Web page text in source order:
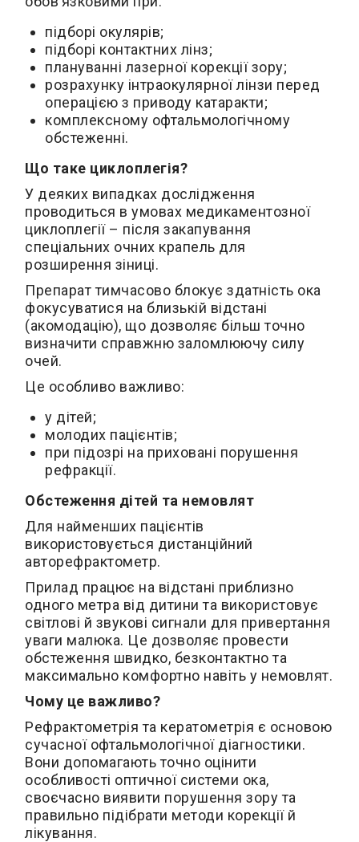
підборі окулярів;
підборі контактних лінз;
плануванні лазерної корекції зору;
розрахунку інтраокулярної лінзи перед
операцією з приводу катаракти;
комплексному офтальмологічному
обстеженні.
Що таке циклоплегія?
У деяких випадках дослідження
проводиться в умовах медикаментозної
циклоплегії – після закапування
спеціальних очних крапель для
розширення зіниці.
Препарат тимчасово блокує здатність ока
фокусуватися на близькій відстані
(акомодацію), що дозволяє більш точно
визначити справжню заломлюючу силу
очей.
Це особливо важливо:
у дітей;
молодих пацієнтів;
при підозрі на приховані порушення
рефракції.
Обстеження дітей та немовлят
Для найменших пацієнтів
використовується дистанційний
авторефрактометр.
Прилад працює на відстані приблизно
одного метра від дитини та використовує
світлові й звукові сигнали для привертання
уваги малюка. Це дозволяє провести
обстеження швидко, безконтактно та
максимально комфортно навіть у немовлят.
Чому це важливо?
Рефрактометрія та кератометрія є основою
сучасної офтальмологічної діагностики.
Вони допомагають точно оцінити
особливості оптичної системи ока,
своєчасно виявити порушення зору та
правильно підібрати методи корекції й
лікування.